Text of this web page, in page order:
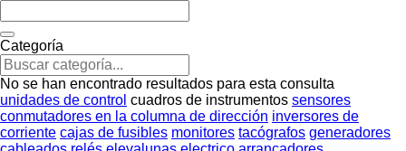
Categoría
No se han encontrado resultados para esta consulta
unidades de control cuadros de instrumentos sensores
conmutadores en la columna de dirección inversores de
corriente cajas de fusibles monitores tacógrafos generadores